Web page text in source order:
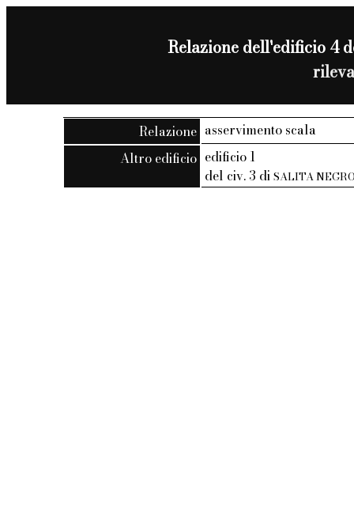
Relazione dell'edificio 4
Relazione asservimento scala
Altro edificio edificio 1
del civ. 3 diSALITA